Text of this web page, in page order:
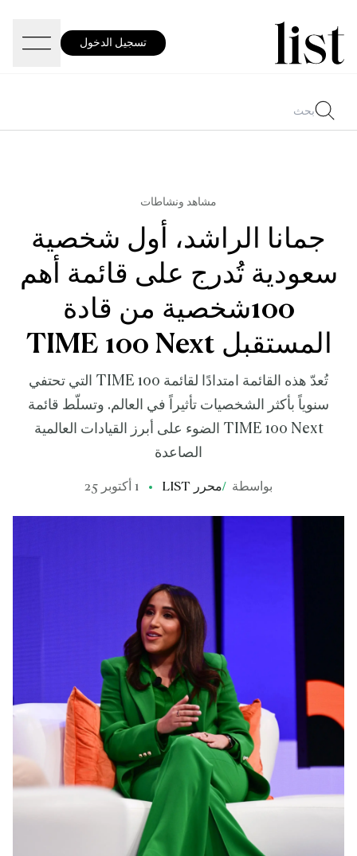
تسجيل الدخول
مشاهد ونشاطات
جمانا الراشد، أول شخصية
سعودية تُدرج على قائمة أهم
100شخصية من قادة
المستقبل TIME 100 Next
تُعدّ هذه القائمة امتدادًا لقائمة TIME 100 التي تحتفي
سنوياً بأكثر الشخصيات تأثيراً في العالم. وتسلّط قائمة
TIME 100 Next الضوء على أبرز القيادات العالمية
الصاعدة
بواسطة /محرر LIST 1 أكتوبر 25